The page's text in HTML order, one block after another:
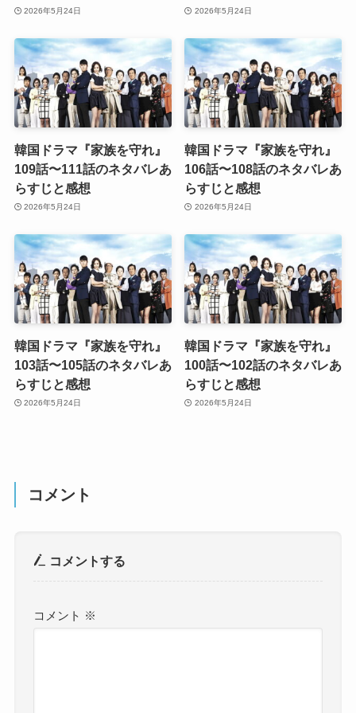
2026年5月24日 2026年5月24日
韓国ドラマ『家族を守れ』
109話〜111話のネタバレあ
らすじと感想
2026年5月24日
韓国ドラマ『家族を守れ』
106話〜108話のネタバレあ
らすじと感想
2026年5月24日
韓国ドラマ『家族を守れ』
103話〜105話のネタバレあ
らすじと感想
2026年5月24日
韓国ドラマ『家族を守れ』
100話〜102話のネタバレあ
らすじと感想
2026年5月24日
コメント
コメントする
コメント ※